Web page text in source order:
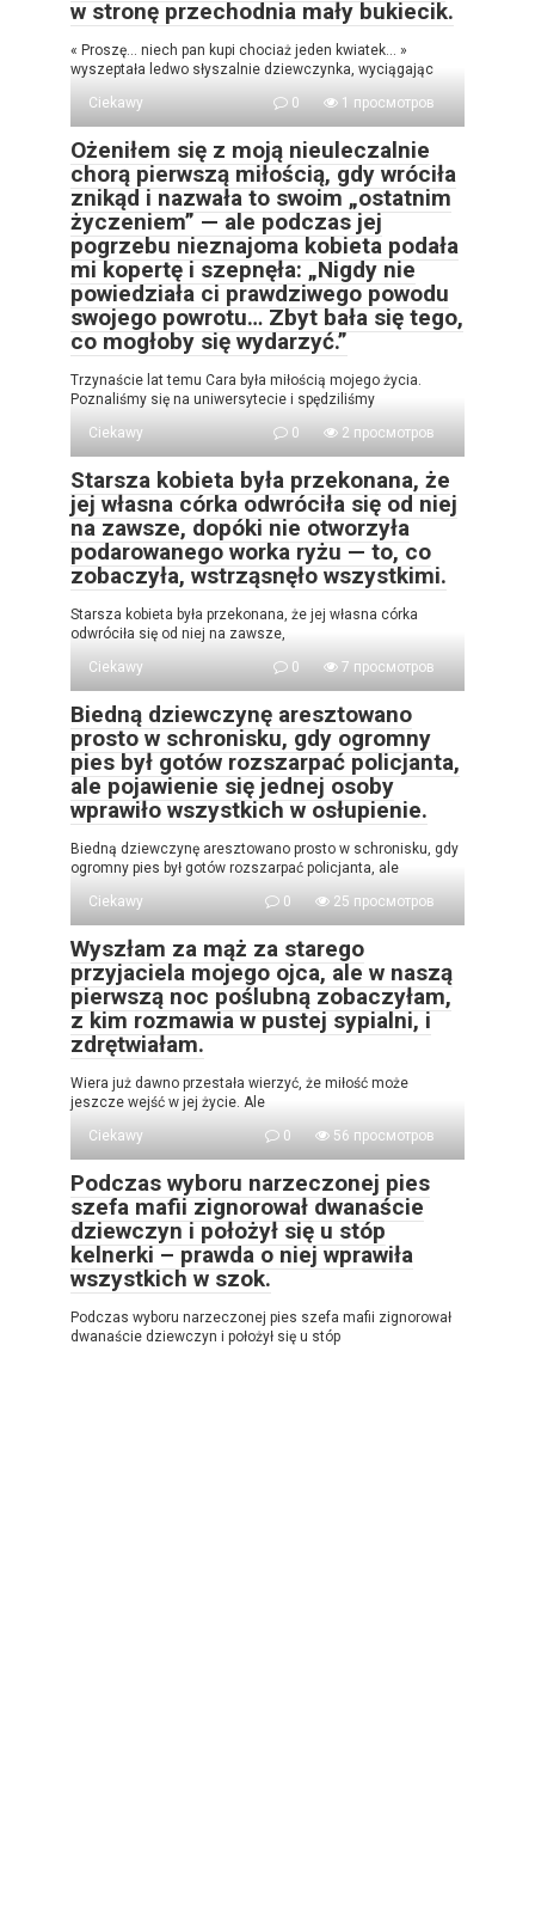
w stronę przechodnia mały bukiecik.
« Proszę… niech pan kupi chociaż jeden kwiatek… »
wyszeptała ledwo słyszalnie dziewczynka, wyciągając
Ciekawy
0 1 просмотров
Ożeniłem się z moją nieuleczalnie
chorą pierwszą miłością, gdy wróciła
znikąd i nazwała to swoim „ostatnim
życzeniem” — ale podczas jej
pogrzebu nieznajoma kobieta podała
mi kopertę i szepnęła: „Nigdy nie
powiedziała ci prawdziwego powodu
swojego powrotu… Zbyt bała się tego,
co mogłoby się wydarzyć.”
Trzynaście lat temu Cara była miłością mojego życia.
Poznaliśmy się na uniwersytecie i spędziliśmy
Ciekawy
0 2 просмотров
Starsza kobieta była przekonana, że
jej własna córka odwróciła się od niej
na zawsze, dopóki nie otworzyła
podarowanego worka ryżu — to, co
zobaczyła, wstrząsnęło wszystkimi.
Starsza kobieta była przekonana, że jej własna córka
odwróciła się od niej na zawsze,
Ciekawy
0 7 просмотров
Biedną dziewczynę aresztowano
prosto w schronisku, gdy ogromny
pies był gotów rozszarpać policjanta,
ale pojawienie się jednej osoby
wprawiło wszystkich w osłupienie.
Biedną dziewczynę aresztowano prosto w schronisku, gdy
ogromny pies był gotów rozszarpać policjanta, ale
Ciekawy
0 25 просмотров
Wyszłam za mąż za starego
przyjaciela mojego ojca, ale w naszą
pierwszą noc poślubną zobaczyłam,
z kim rozmawia w pustej sypialni, i
zdrętwiałam.
Wiera już dawno przestała wierzyć, że miłość może
jeszcze wejść w jej życie. Ale
Ciekawy
0 56 просмотров
Podczas wyboru narzeczonej pies
szefa mafii zignorował dwanaście
dziewczyn i położył się u stóp
kelnerki – prawda o niej wprawiła
wszystkich w szok.
Podczas wyboru narzeczonej pies szefa mafii zignorował
dwanaście dziewczyn i położył się u stóp